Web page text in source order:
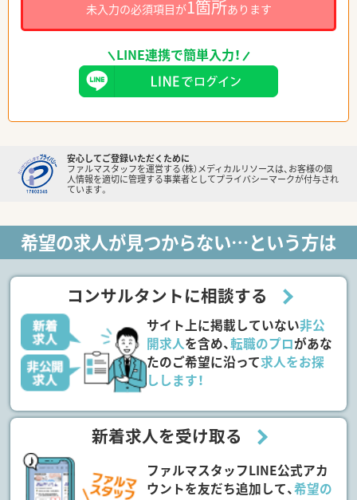
未入力の必須項目が1箇所あります
LINE連携で簡単入力！
安心してご登録いただくために
ファルマスタッフを運営する（株）メディカルリソースは、お客様の個
人情報を適切に管理する事業者としてプライバシーマークが付与され
ています。
希望の求人が見つからない…という方は
コンサルタントに相談する
サイト上に掲載していない非公
開求人を含め、転職のプロがあな
たのご希望に沿って求人をお探
しします！
新着求人を受け取る
ファルマスタッフLINE公式アカ
ウントを友だち追加して、希望の